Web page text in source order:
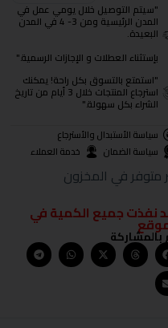
"سيتم التوصيل خلال يومي عمل في
المدن الرئيسية ومن 3- 4 في المدن
البعيدة.
بإستثناء العطلات و الإجازات الرسمية."
"استمتع بالتسوق بكل راحة! يمكنك
استرجاع المنتجات خلال 3 أيام من تاريخ
الشراء بكل سهولة."
سياسة الأستبدال والأسترجاع
سياسة الضمان
خدمة العملاء
متوفر في المخزون
نفذت جميع الكمية في